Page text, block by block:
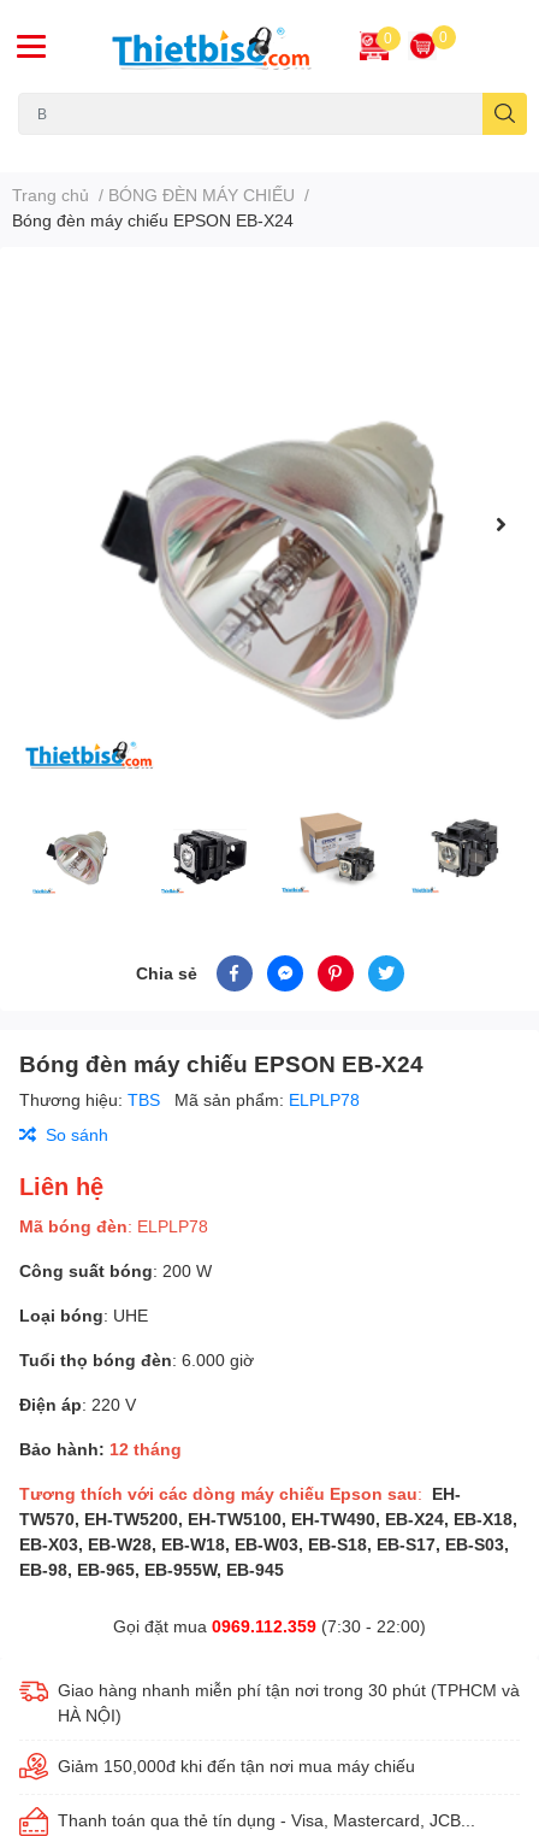
0 0
Trang chủ / BÓNG ĐÈN MÁY CHIẾU /
Bóng đèn máy chiếu EPSON EB-X24
Chia sẻ
Bóng đèn máy chiếu EPSON EB-X24
Thương hiệu: TBS Mã sản phẩm: ELPLP78
So sánh
Liên hệ
Mã bóng đèn: ELPLP78
Công suất bóng: 200 W
Loại bóng: UHE
Tuổi thọ bóng đèn: 6.000 giờ
Điện áp: 220 V
Bảo hành: 12 tháng
Tương thích với các dòng máy chiếu Epson sau: EH-
TW570, EH-TW5200, EH-TW5100, EH-TW490, EB-X24, EB-X18,
EB-X03, EB-W28, EB-W18, EB-W03, EB-S18, EB-S17, EB-S03,
EB-98, EB-965, EB-955W, EB-945
Gọi đặt mua 0969.112.359 (7:30 - 22:00)
Giao hàng nhanh miễn phí tận nơi trong 30 phút (TPHCM và
HÀ NỘI)
Giảm 150,000đ khi đến tận nơi mua máy chiếu
Thanh toán qua thẻ tín dụng - Visa, Mastercard, JCB...